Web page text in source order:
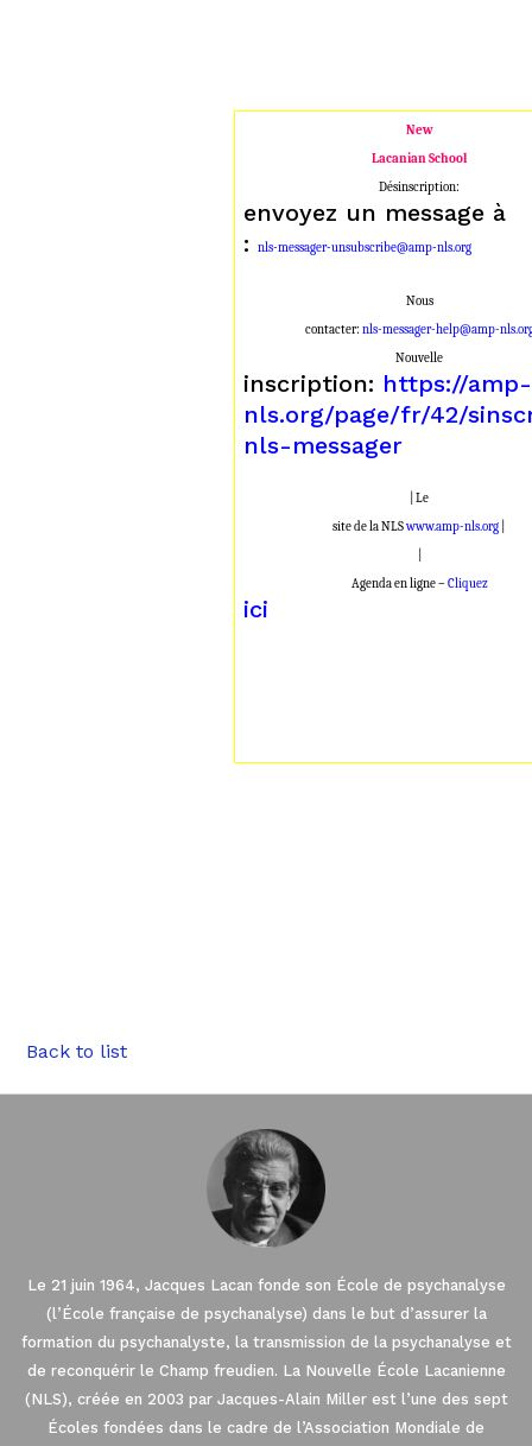
New
Lacanian School
Désinscription:
envoyez un message à
:nls-messager-unsubscribe@amp-nls.org
Nous
contacter: nls-messager-help@amp-
Nouvelle
inscription: https://amp-
nls.org/page/fr/42/
nls-messager
| Le
site de la NLSwww.amp-nls.org|
Agenda en ligne – Cliquez
ici
Back to list
Le 21 juin 1964, Jacques Lacan fonde son École de psychanalyse
(l’École française de psychanalyse) dans le but d’assurer la
formation du psychanalyste, la transmission de la psychanalyse et
de reconquérir le Champ freudien. La Nouvelle École Lacanienne
(NLS), créée en 2003 par Jacques-Alain Miller est l’une des sept
Écoles fondées dans le cadre de l’Association Mondiale de